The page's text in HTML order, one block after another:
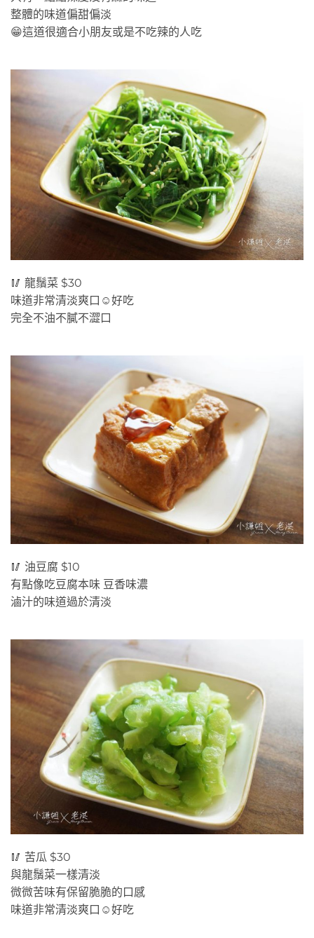
整體的味道偏甜偏淡
😁這道很適合小朋友或是不吃辣的人吃
🥢 龍鬚菜 $30
味道非常清淡爽口☺️好吃
完全不油不膩不澀口
🥢 油豆腐 $10
有點像吃豆腐本味 豆香味濃
滷汁的味道過於清淡
🥢 苦瓜 $30
與龍鬚菜一樣清淡
微微苦味有保留脆脆的口感
味道非常清淡爽口☺️好吃